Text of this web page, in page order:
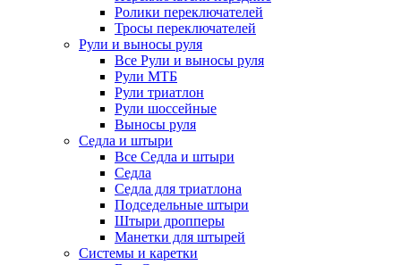
Ролики переключателей
Тросы переключателей
Рули и выносы руля
Все Рули и выносы руля
Рули МТБ
Рули триатлон
Рули шоссейные
Выносы руля
Седла и штыри
Все Седла и штыри
Седла
Седла для триатлона
Подседельные штыри
Штыри дропперы
Манетки для штырей
Системы и каретки